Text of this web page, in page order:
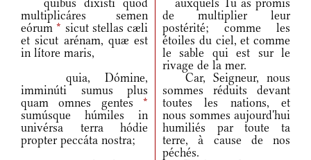
quibus dixísti quod
multiplicáres semen
eórum* sicut stellas cæli
et sicut arénam, quæ est
in lítore maris,
auxquels Tu as promis
de multiplier leur
postérité; comme les
étoiles du ciel, et comme
le sable qui est sur le
rivage de la mer.
quia, Dómine,
imminúti sumus plus
quam omnes gentes *
sumúsque húmiles in
univérsa terra hódie
propter peccáta nostra;
Car, Seigneur, nous
sommes réduits devant
toutes les nations, et
nous sommes aujourd'hui
humiliés par toute ta
terre, à cause de nos
péchés.